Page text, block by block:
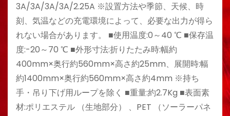
3A/3A/3A/3A/2.25A ※設置方法や季節、天候、時
刻、気温などの充電環境によって、必要な出力が得ら
れない場合があります。 ■使用温度:0～40 ℃ ■保存温
度:-20～70 ℃ ■外形寸法:折りたたみ時:幅約
400mm×奥行約560mm×高さ約25mm、展開時:幅
約1400mm×奥行約560mm×高さ約4mm ※持ち
手・吊り下げ用ループを除く ■重量:約2.7Kg ■表面素
材:ポリエステル （生地部分） 、PET （ソーラーパネ